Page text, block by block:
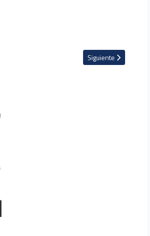
cara contra los mejores de Concacaf''
Artículo siguiente:
Siguiente